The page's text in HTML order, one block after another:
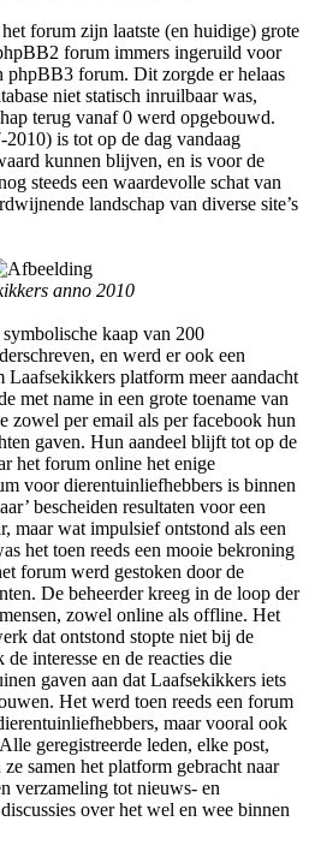
forum zijn laatste (en huidige) grote
forum immers ingeruild voor
phpBB3 forum. Dit zorgde er helaas
niet statisch inruilbaar was,
terug vanaf 0 werd opgebouwd.
is tot op de dag vandaag
kunnen blijven, en is voor de
steeds een waardevolle schat van
landschap van diverse site’s
anno 2010
kaap van 200
en werd er ook een
Laafsekikkers platform meer aandacht
met name in een grote toename van
zowel per email als per facebook hun
gaven. Hun aandeel blijft tot op de
het forum online het enige
voor dierentuinliefhebbers is binnen
bescheiden resultaten voor een
maar wat impulsief ontstond als een
het toen reeds een mooie bekroning
forum werd gestoken door de
De beheerder kreeg in de loop der
zowel online als offline. Het
dat ontstond stopte niet bij de
interesse en de reacties die
gaven aan dat Laafsekikkers iets
Het werd toen reeds een forum
maar vooral ook
geregistreerde leden, elke post,
samen het platform gebracht naar
verzameling tot nieuws- en
over het wel en wee binnen